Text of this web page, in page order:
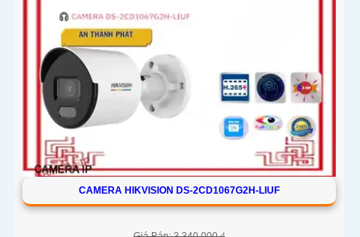
CAMERA HIKVISION DS-2CD1067G2H-LIUF